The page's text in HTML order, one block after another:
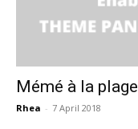
Mémé à la plage
Rhea - 7 April 2018